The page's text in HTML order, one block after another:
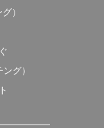
）
グ）